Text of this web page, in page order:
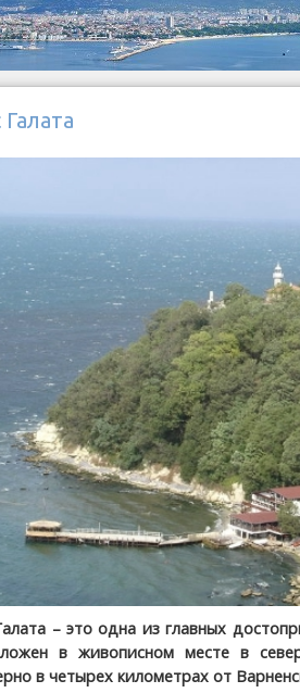
– это одна из главных
в живописном месте в
в четырех километрах от